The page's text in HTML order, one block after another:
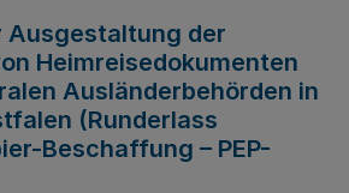
Ausgestaltung der
Heimreisedokumenten
Ausländerbehörden in
(Runderlass
Beschaffung – PEP-